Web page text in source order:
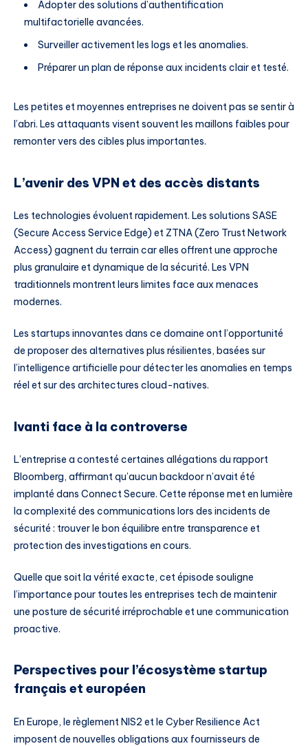
Adopter des solutions d’authentification
multifactorielle avancées.
Surveiller activement les logs et les anomalies.
Préparer un plan de réponse aux incidents clair et testé.
Les petites et moyennes entreprises ne doivent pas se sentir à
l’abri. Les attaquants visent souvent les maillons faibles pour
remonter vers des cibles plus importantes.
L’avenir des VPN et des accès distants
Les technologies évoluent rapidement. Les solutions SASE
(Secure Access Service Edge) et ZTNA (Zero Trust Network
Access) gagnent du terrain car elles offrent une approche
plus granulaire et dynamique de la sécurité. Les VPN
traditionnels montrent leurs limites face aux menaces
modernes.
Les startups innovantes dans ce domaine ont l’opportunité
de proposer des alternatives plus résilientes, basées sur
l’intelligence artificielle pour détecter les anomalies en temps
réel et sur des architectures cloud-natives.
Ivanti face à la controverse
L’entreprise a contesté certaines allégations du rapport
Bloomberg, affirmant qu’aucun backdoor n’avait été
implanté dans Connect Secure. Cette réponse met en lumière
la complexité des communications lors des incidents de
sécurité : trouver le bon équilibre entre transparence et
protection des investigations en cours.
Quelle que soit la vérité exacte, cet épisode souligne
l’importance pour toutes les entreprises tech de maintenir
une posture de sécurité irréprochable et une communication
proactive.
Perspectives pour l’écosystème startup
français et européen
En Europe, le règlement NIS2 et le Cyber Resilience Act
imposent de nouvelles obligations aux fournisseurs de